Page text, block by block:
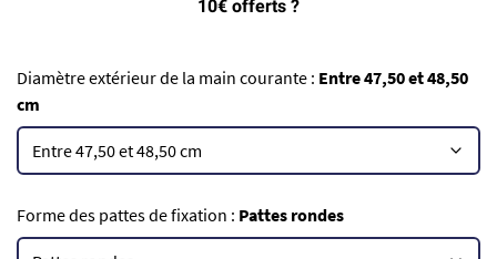
Diamètre extérieur de la main courante : Entre 47,50 et 48,50
cm
Forme des pattes de fixation : Pattes rondes